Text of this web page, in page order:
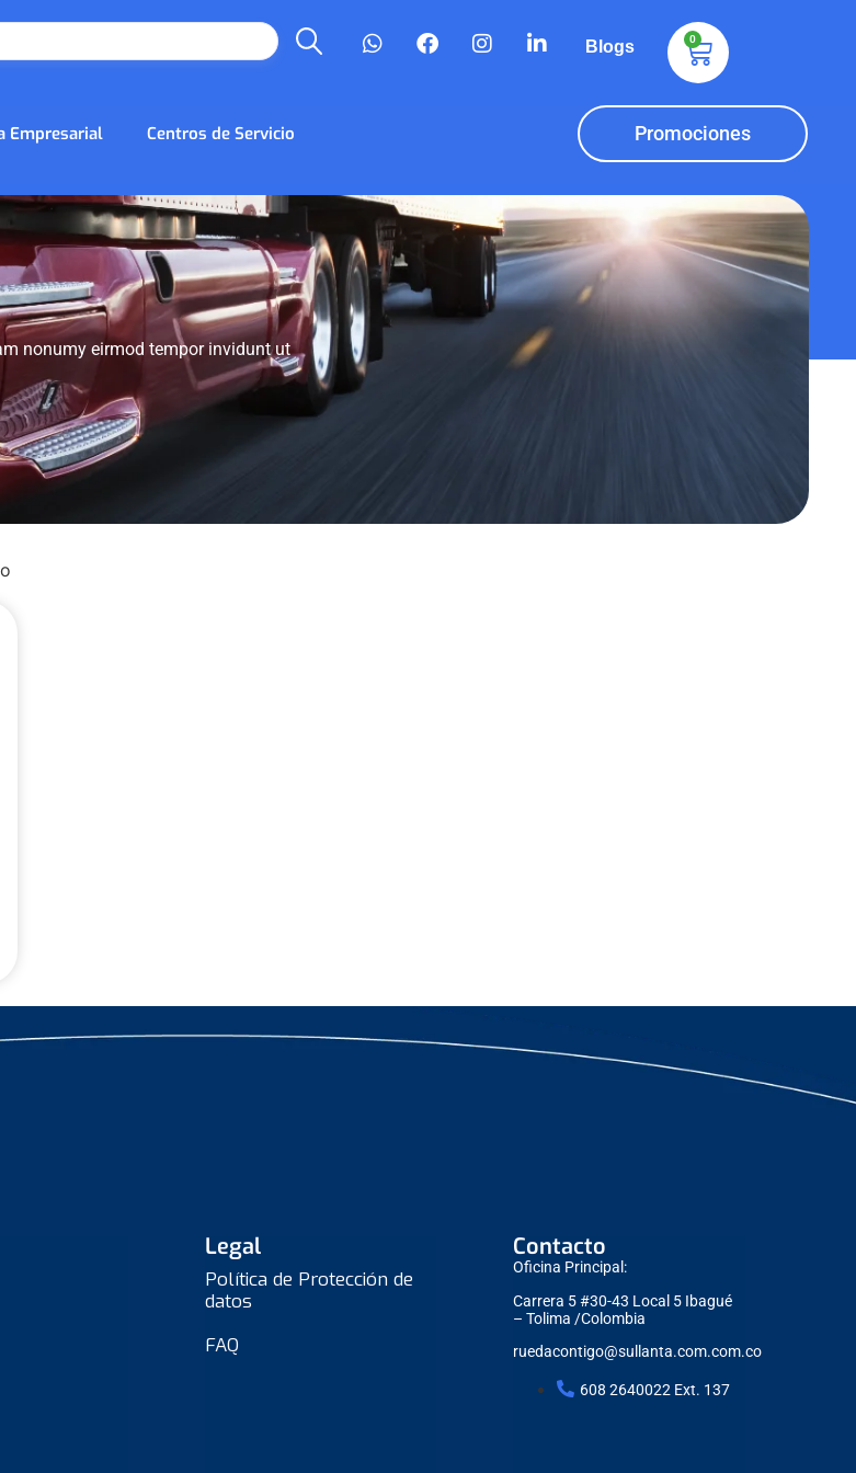
SEARCH Blogs 0
Empresarial Centros de Servicio Promociones
nonumy eirmod tempor invidunt ut
Legal
Política de Protección de
datos
FAQ
Contacto
Oficina Principal:
Carrera 5 #30-43 Local 5 Ibagué
– Tolima /Colombia
ruedacontigo@sullanta.com.com.co
608 2640022 Ext. 137